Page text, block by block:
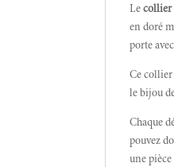
Le collier
en doré
porte
Ce collier
le bijou
Chaque
pouvez
une pièce